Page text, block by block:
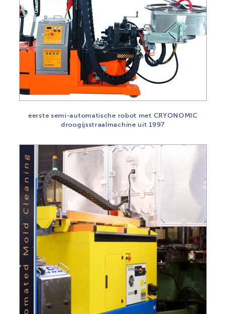
eerste semi-automatische robot met CRYONOMIC
droogijsstraalmachine uit 1997